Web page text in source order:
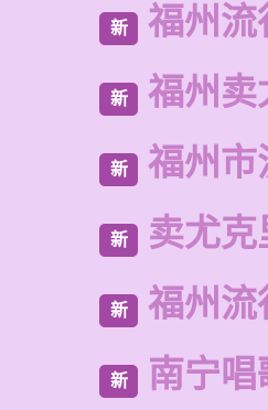
新 福州流
新 福州卖
新 福州市
新 卖尤
新 福州流
新 南宁